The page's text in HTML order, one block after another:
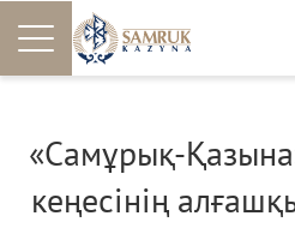
«Самұрық-
кеңесінің